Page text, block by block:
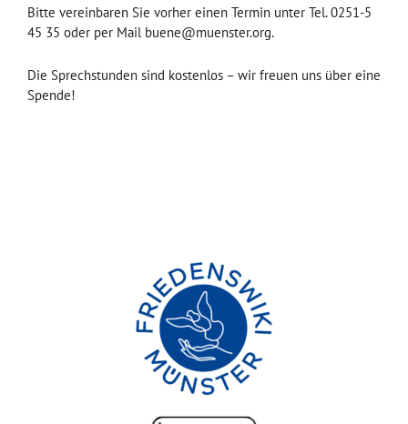
Bitte vereinbaren Sie vorher einen Termin unter Tel. 0251-5
45 35 oder per Mail buene@muenster.org.
Die Sprechstunden sind kostenlos – wir freuen uns über eine
Spende!